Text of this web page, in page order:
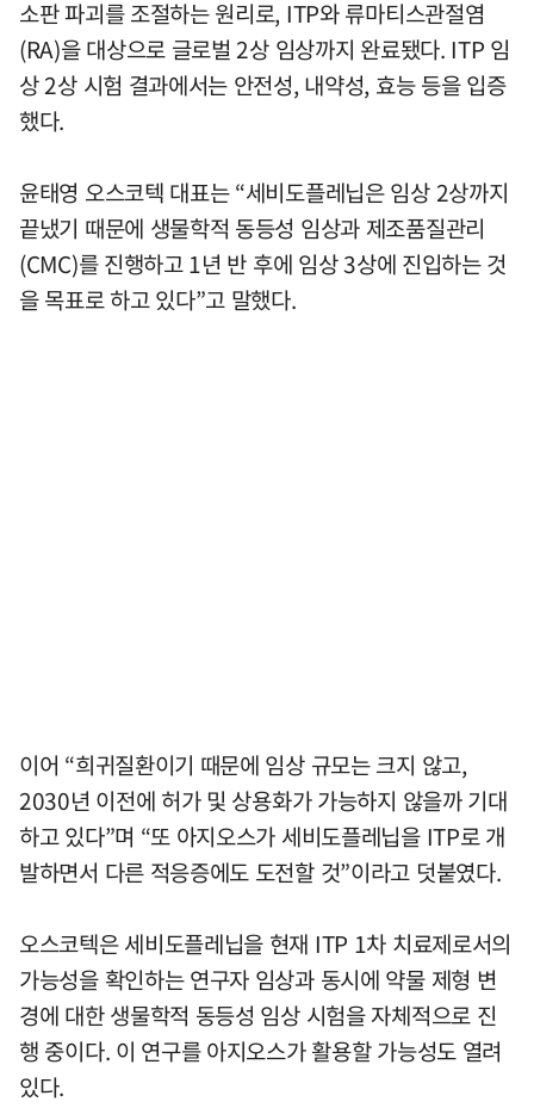
소판 파괴를 조절하는 원리로, ITP와 류마티스관절염
(RA)을 대상으로 글로벌 2상 임상까지 완료됐다. ITP 임
상 2상 시험 결과에서는 안전성, 내약성, 효능 등을 입증
했다.
윤태영 오스코텍 대표는 “세비도플레닙은 임상 2상까지
끝냈기 때문에 생물학적 동등성 임상과 제조품질관리
(CMC)를 진행하고 1년 반 후에 임상 3상에 진입하는 것
을 목표로 하고 있다”고 말했다.
이어 “희귀질환이기 때문에 임상 규모는 크지 않고,
2030년 이전에 허가 및 상용화가 가능하지 않을까 기대
하고 있다”며 “또 아지오스가 세비도플레닙을 ITP로 개
발하면서 다른 적응증에도 도전할 것”이라고 덧붙였다.
오스코텍은 세비도플레닙을 현재 ITP 1차 치료제로서의
가능성을 확인하는 연구자 임상과 동시에 약물 제형 변
경에 대한 생물학적 동등성 임상 시험을 자체적으로 진
행 중이다. 이 연구를 아지오스가 활용할 가능성도 열려
있다.